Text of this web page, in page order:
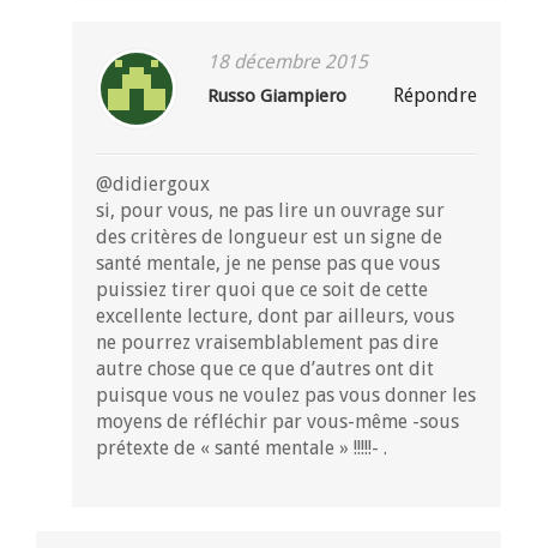
18 décembre 2015
Russo Giampiero Répondre
@didiergoux
si, pour vous, ne pas lire un ouvrage sur
des critères de longueur est un signe de
santé mentale, je ne pense pas que vous
puissiez tirer quoi que ce soit de cette
excellente lecture, dont par ailleurs, vous
ne pourrez vraisemblablement pas dire
autre chose que ce que d’autres ont dit
puisque vous ne voulez pas vous donner les
moyens de réfléchir par vous-même -sous
prétexte de « santé mentale » !!!!!- .